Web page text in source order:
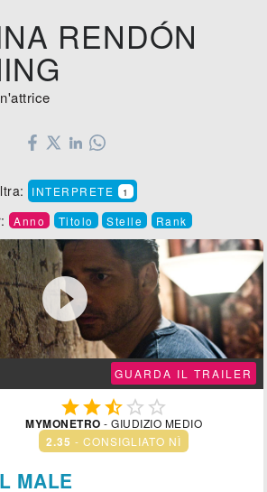
RENDÓN
INTERPRETE 1
Anno Titolo Stelle Rank

GUARDA IL TRAILER
  
MYMONETRO - GIUDIZIO MEDIO
2.35 - CONSIGLIATO NÌ
MALE